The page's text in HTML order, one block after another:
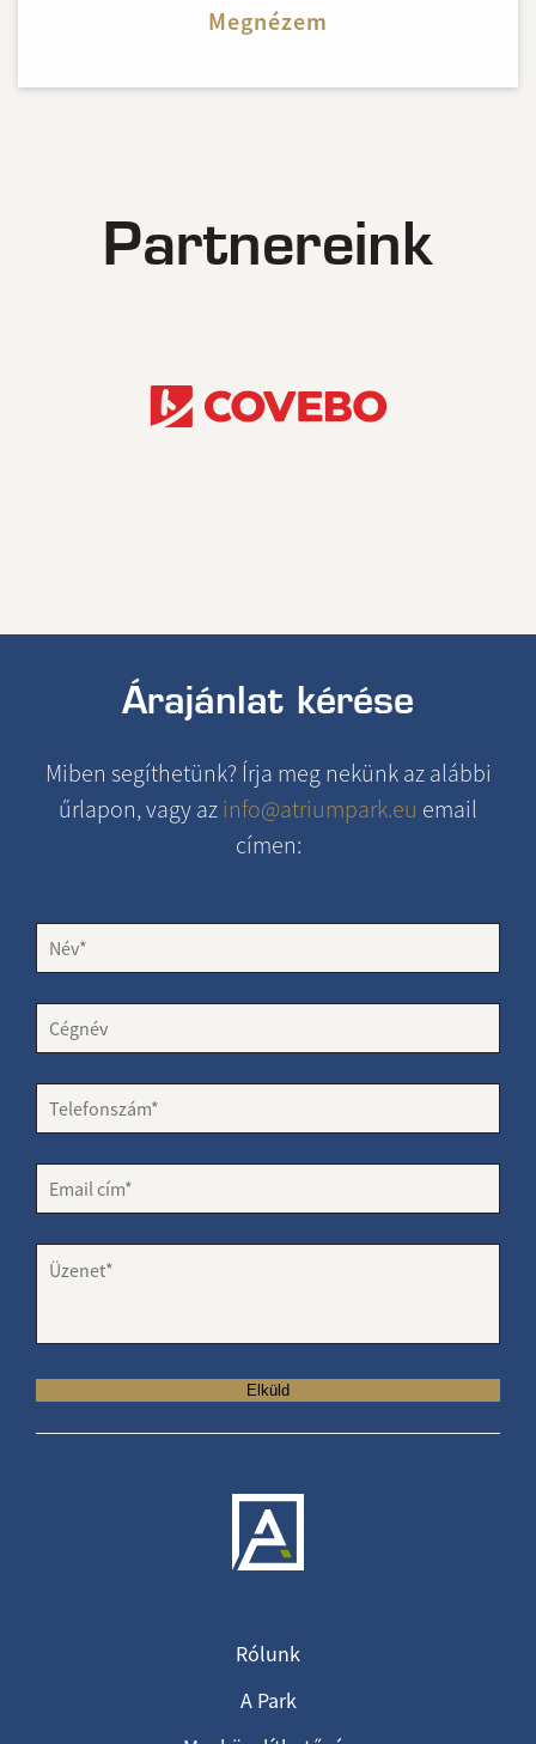
Megnézem
Partnereink
Árajánlat kérése
Miben segíthetünk? Írja meg nekünk az alábbi
űrlapon, vagy az info@atriumpark.eu email
címen:
Elküld
Rólunk
A Park